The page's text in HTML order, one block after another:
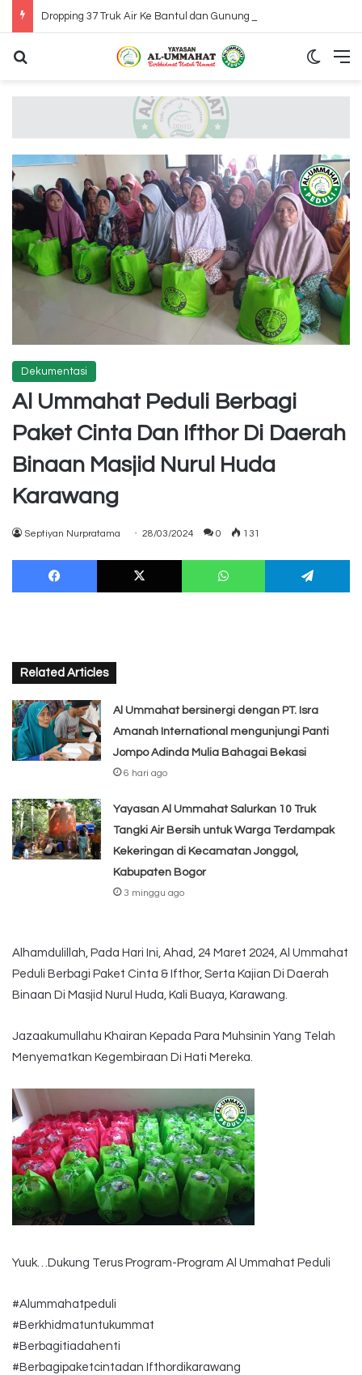
Dropping 37 Truk Air Ke Bantul dan Gunung Kidul Yogyakarta
Dekumentasi
Al Ummahat Peduli Berbagi
Paket Cinta Dan Ifthor Di Daerah
Binaan Masjid Nurul Huda
Karawang
Septiyan Nurpratama 28/03/2024 0 131
Facebook X WhatsApp
Related Articles
Al Ummahat bersinergi dengan PT. Isra
Amanah International mengunjungi Panti
Jompo Adinda Mulia Bahagai Bekasi
6 hari ago
Yayasan Al Ummahat Salurkan 10 Truk
Tangki Air Bersih untuk Warga Terdampak
Kekeringan di Kecamatan Jonggol,
Kabupaten Bogor
3 minggu ago
Alhamdulillah, Pada Hari Ini, Ahad, 24 Maret 2024, Al Ummahat
Peduli Berbagi Paket Cinta & Ifthor, Serta Kajian Di Daerah
Binaan Di Masjid Nurul Huda, Kali Buaya, Karawang.
Jazaakumullahu Khairan Kepada Para Muhsinin Yang Telah
Menyematkan Kegembiraan Di Hati Mereka.
Yuuk…Dukung Terus Program-Program Al Ummahat Peduli
#Alummahatpeduli
#Berkhidmatuntukummat
#Berbagitiadahenti
#Berbagipaketcintadan Ifthordikarawang